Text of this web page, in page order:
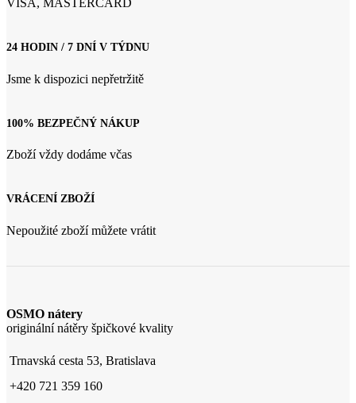
VISA, MASTERCARD
24 HODIN / 7 DNÍ V TÝDNU
Jsme k dispozici nepřetržitě
100% BEZPEČNÝ NÁKUP
Zboží vždy dodáme včas
VRÁCENÍ ZBOŽÍ
Nepoužité zboží můžete vrátit
OSMO nátery
originální nátěry špičkové kvality
Trnavská cesta 53, Bratislava
+420 721 359 160